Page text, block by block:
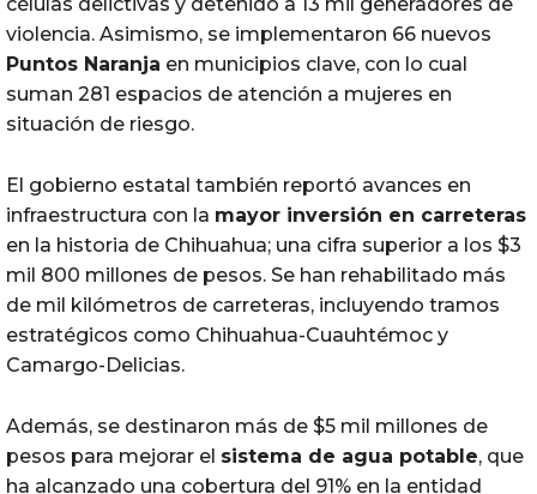
células delictivas y detenido a 13 mil generadores de
violencia. Asimismo, se implementaron 66 nuevos
Puntos Naranja en municipios clave, con lo cual
suman 281 espacios de atención a mujeres en
situación de riesgo.
El gobierno estatal también reportó avances en
infraestructura con la mayor inversión en carreteras
en la historia de Chihuahua; una cifra superior a los $3
mil 800 millones de pesos. Se han rehabilitado más
de mil kilómetros de carreteras, incluyendo tramos
estratégicos como Chihuahua-Cuauhtémoc y
Camargo-Delicias.
Además, se destinaron más de $5 mil millones de
pesos para mejorar el sistema de agua potable, que
ha alcanzado una cobertura del 91% en la entidad